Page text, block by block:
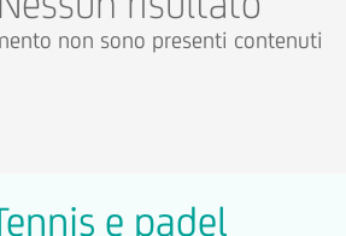
non sono presenti contenuti
e padel